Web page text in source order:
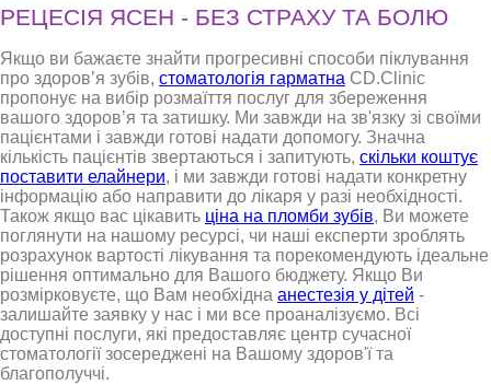
РЕЦЕСІЯ ЯСЕН - БЕЗ СТРАХУ ТА БОЛЮ
Якщо ви бажаєте знайти прогресивні способи піклування
про здоров’я зубів, стоматологія гарматна CD.Clinic
пропонує на вибір розмаїття послуг для збереження
вашого здоров’я та затишку. Ми завжди на зв'язку зі своїми
пацієнтами і завжди готові надати допомогу. Значна
кількість пацієнтів звертаються і запитують, скільки коштує
поставити елайнери, і ми завжди готові надати конкретну
інформацію або направити до лікаря у разі необхідності.
Також якщо вас цікавить ціна на пломби зубів, Ви можете
поглянути на нашому ресурсі, чи наші експерти зроблять
розрахунок вартості лікування та порекомендують ідеальне
рішення оптимально для Вашого бюджету. Якщо Ви
розмірковуєте, що Вам необхідна анестезія у дітей -
залишайте заявку у нас і ми все проаналізуємо. Всі
доступні послуги, які предоставляє центр сучасної
стоматології зосереджені на Вашому здоров'ї та
благополуччі.